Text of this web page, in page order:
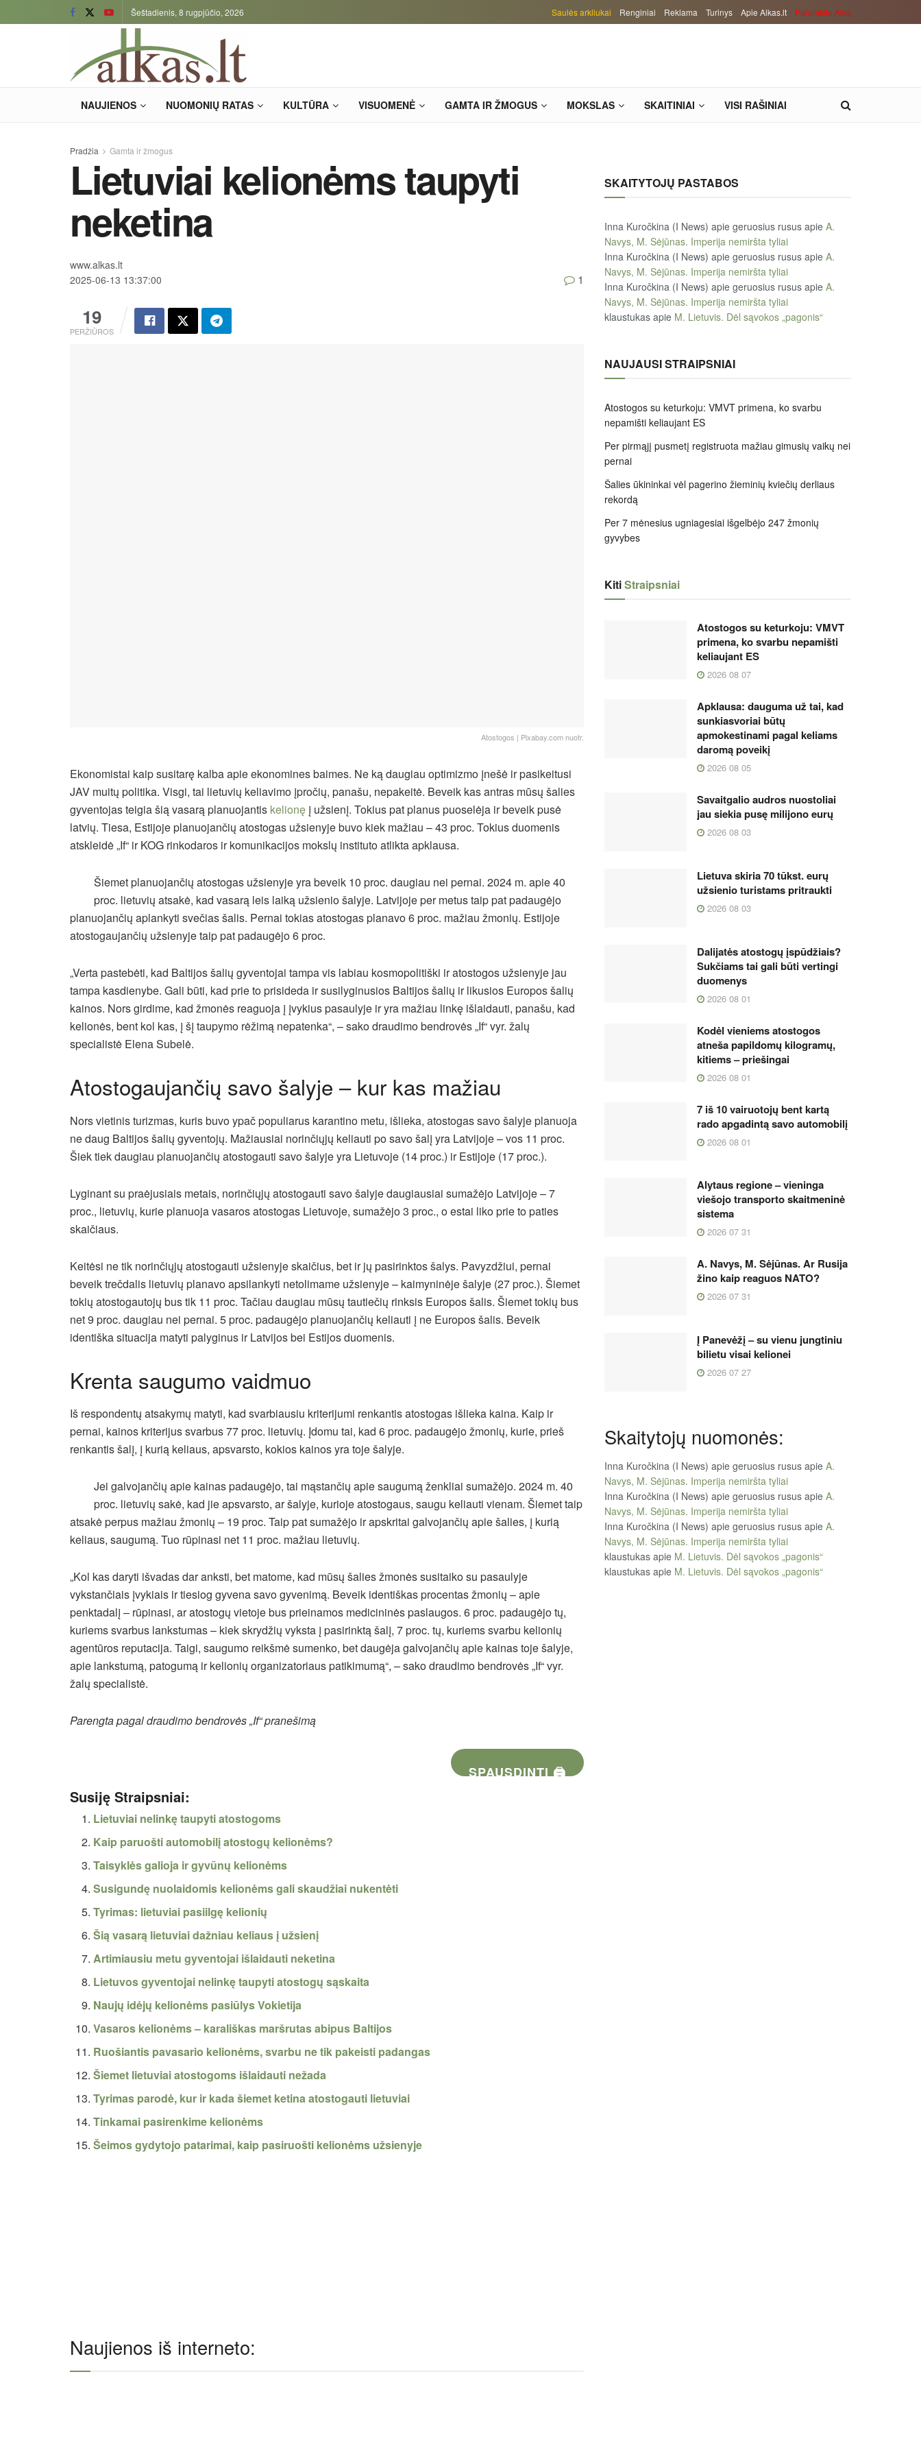
Šeštadienis, 8 rugpjūčio, 2026 Saulės arkliukai Renginiai Reklama Turinys Apie Alkas.lt Paremkite Alką
NAUJIENOS NUOMONIŲ RATAS KULTŪRA VISUOMENĖ GAMTA IR ŽMOGUS MOKSLAS SKAITINIAI VISI RAŠINIAI
Pradžia Gamta ir žmogus
Lietuviai kelionėms taupyti
neketina
www.alkas.lt
2025-06-13 13:37:00
19
PERŽIŪROS
1
Atostogos | Pixabay.com nuotr.
Ekonomistai kaip susitarę kalba apie ekonomines baimes. Ne ką daugiau optimizmo įnešė ir pasikeitusi
JAV muitų politika. Visgi, tai lietuvių keliavimo įpročių, panašu, nepakeitė. Beveik kas antras mūsų šalies
gyventojas teigia šią vasarą planuojantis kelionę į užsienį. Tokius pat planus puoselėja ir beveik pusė
latvių. Tiesa, Estijoje planuojančių atostogas užsienyje buvo kiek mažiau – 43 proc. Tokius duomenis
atskleidė „If“ ir KOG rinkodaros ir komunikacijos mokslų instituto atlikta apklausa.
Šiemet planuojančių atostogas užsienyje yra beveik 10 proc. daugiau nei pernai. 2024 m. apie 40
proc. lietuvių atsakė, kad vasarą leis laiką užsienio šalyje. Latvijoje per metus taip pat padaugėjo
planuojančių aplankyti svečias šalis. Pernai tokias atostogas planavo 6 proc. mažiau žmonių. Estijoje
atostogaujančių užsienyje taip pat padaugėjo 6 proc.
„Verta pastebėti, kad Baltijos šalių gyventojai tampa vis labiau kosmopolitiški ir atostogos užsienyje jau
tampa kasdienybe. Gali būti, kad prie to prisideda ir susilyginusios Baltijos šalių ir likusios Europos šalių
kainos. Nors girdime, kad žmonės reaguoja į įvykius pasaulyje ir yra mažiau linkę išlaidauti, panašu, kad
kelionės, bent kol kas, į šį taupymo rėžimą nepatenka“, – sako draudimo bendrovės „If“ vyr. žalų
specialistė Elena Subelė.
Atostogaujančių savo šalyje – kur kas mažiau
Nors vietinis turizmas, kuris buvo ypač populiarus karantino metu, išlieka, atostogas savo šalyje planuoja
ne daug Baltijos šalių gyventojų. Mažiausiai norinčiųjų keliauti po savo šalį yra Latvijoje – vos 11 proc.
Šiek tiek daugiau planuojančių atostogauti savo šalyje yra Lietuvoje (14 proc.) ir Estijoje (17 proc.).
Lyginant su praėjusiais metais, norinčiųjų atostogauti savo šalyje daugiausiai sumažėjo Latvijoje – 7
proc., lietuvių, kurie planuoja vasaros atostogas Lietuvoje, sumažėjo 3 proc., o estai liko prie to paties
skaičiaus.
Keitėsi ne tik norinčiųjų atostogauti užsienyje skaičius, bet ir jų pasirinktos šalys. Pavyzdžiui, pernai
beveik trečdalis lietuvių planavo apsilankyti netolimame užsienyje – kaimyninėje šalyje (27 proc.). Šiemet
tokių atostogautojų bus tik 11 proc. Tačiau daugiau mūsų tautiečių rinksis Europos šalis. Šiemet tokių bus
net 9 proc. daugiau nei pernai. 5 proc. padaugėjo planuojančių keliauti į ne Europos šalis. Beveik
identiška situacija matyti palyginus ir Latvijos bei Estijos duomenis.
Krenta saugumo vaidmuo
Iš respondentų atsakymų matyti, kad svarbiausiu kriterijumi renkantis atostogas išlieka kaina. Kaip ir
pernai, kainos kriterijus svarbus 77 proc. lietuvių. Įdomu tai, kad 6 proc. padaugėjo žmonių, kurie, prieš
renkantis šalį, į kurią keliaus, apsvarsto, kokios kainos yra toje šalyje.
Jei galvojančių apie kainas padaugėjo, tai mąstančių apie saugumą ženkliai sumažėjo. 2024 m. 40
proc. lietuvių sakė, kad jie apsvarsto, ar šalyje, kurioje atostogaus, saugu keliauti vienam. Šiemet taip
atsakė perpus mažiau žmonių – 19 proc. Taip pat sumažėjo ir apskritai galvojančių apie šalies, į kurią
keliaus, saugumą. Tuo rūpinasi net 11 proc. mažiau lietuvių.
„Kol kas daryti išvadas dar anksti, bet matome, kad mūsų šalies žmonės susitaiko su pasaulyje
vykstančiais įvykiais ir tiesiog gyvena savo gyvenimą. Beveik identiškas procentas žmonių – apie
penktadalį – rūpinasi, ar atostogų vietoje bus prieinamos medicininės paslaugos. 6 proc. padaugėjo tų,
kuriems svarbus lankstumas – kiek skrydžių vyksta į pasirinktą šalį, 7 proc. tų, kuriems svarbu kelionių
agentūros reputacija. Taigi, saugumo reikšmė sumenko, bet daugėja galvojančių apie kainas toje šalyje,
apie lankstumą, patogumą ir kelionių organizatoriaus patikimumą“, – sako draudimo bendrovės „If“ vyr.
žalų specialistė.
Parengta pagal draudimo bendrovės „If“ pranešimą
SPAUSDINTI 🖨
Susiję Straipsniai:
Lietuviai nelinkę taupyti atostogoms
Kaip paruošti automobilį atostogų kelionėms?
Taisyklės galioja ir gyvūnų kelionėms
Susigundę nuolaidomis kelionėms gali skaudžiai nukentėti
Tyrimas: lietuviai pasiilgę kelionių
Šią vasarą lietuviai dažniau keliaus į užsienį
Artimiausiu metu gyventojai išlaidauti neketina
Lietuvos gyventojai nelinkę taupyti atostogų sąskaita
Naujų idėjų kelionėms pasiūlys Vokietija
Vasaros kelionėms – karališkas maršrutas abipus Baltijos
Ruošiantis pavasario kelionėms, svarbu ne tik pakeisti padangas
Šiemet lietuviai atostogoms išlaidauti nežada
Tyrimas parodė, kur ir kada šiemet ketina atostogauti lietuviai
Tinkamai pasirenkime kelionėms
Šeimos gydytojo patarimai, kaip pasiruošti kelionėms užsienyje
Naujienos iš interneto:
SKAITYTOJŲ PASTABOS
Inna Kuročkina (I News) apie geruosius rusus apie A.
Navys, M. Sėjūnas. Imperija nemiršta tyliai
Inna Kuročkina (I News) apie geruosius rusus apie A.
Navys, M. Sėjūnas. Imperija nemiršta tyliai
Inna Kuročkina (I News) apie geruosius rusus apie A.
Navys, M. Sėjūnas. Imperija nemiršta tyliai
klaustukas apie M. Lietuvis. Dėl sąvokos „pagonis“
NAUJAUSI STRAIPSNIAI
Atostogos su keturkoju: VMVT primena, ko svarbu
nepamišti keliaujant ES
Per pirmąjį pusmetį registruota mažiau gimusių vaikų nei
pernai
Šalies ūkininkai vėl pagerino žieminių kviečių derliaus
rekordą
Per 7 mėnesius ugniagesiai išgelbėjo 247 žmonių
gyvybes
KitiStraipsniai
Atostogos su keturkoju: VMVT
primena, ko svarbu nepamišti
keliaujant ES
2026 08 07
Apklausa: dauguma už tai, kad
sunkiasvoriai būtų
apmokestinami pagal keliams
daromą poveikį
2026 08 05
Savaitgalio audros nuostoliai
jau siekia pusę milijono eurų
2026 08 03
Lietuva skiria 70 tūkst. eurų
užsienio turistams pritraukti
2026 08 03
Dalijatės atostogų įspūdžiais?
Sukčiams tai gali būti vertingi
duomenys
2026 08 01
Kodėl vieniems atostogos
atneša papildomų kilogramų,
kitiems – priešingai
2026 08 01
7 iš 10 vairuotojų bent kartą
rado apgadintą savo automobilį
2026 08 01
Alytaus regione – vieninga
viešojo transporto skaitmeninė
sistema
2026 07 31
A. Navys, M. Sėjūnas. Ar Rusija
žino kaip reaguos NATO?
2026 07 31
Į Panevėžį – su vienu jungtiniu
bilietu visai kelionei
2026 07 27
Skaitytojų nuomonės:
Inna Kuročkina (I News) apie geruosius rusus apie A.
Navys, M. Sėjūnas. Imperija nemiršta tyliai
Inna Kuročkina (I News) apie geruosius rusus apie A.
Navys, M. Sėjūnas. Imperija nemiršta tyliai
Inna Kuročkina (I News) apie geruosius rusus apie A.
Navys, M. Sėjūnas. Imperija nemiršta tyliai
klaustukas apie M. Lietuvis. Dėl sąvokos „pagonis“
klaustukas apie M. Lietuvis. Dėl sąvokos „pagonis“